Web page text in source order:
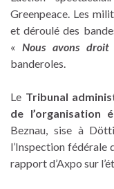
Greenpeace. Les
et déroulé des
«Nous avons
banderoles.
Le Tribunal
de l’organisation
Beznau, sise à
l’Inspection fédérale
rapport d’Axpo sur